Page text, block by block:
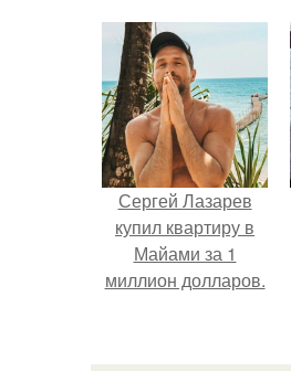
Сергей Лазарев
купил квартиру в
Майами за 1
миллион долларов.